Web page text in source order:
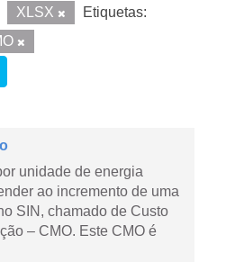
XLSX
Etiquetas:
unidade de energia
ao incremento de uma
SIN, chamado de Custo
– CMO. Este CMO é